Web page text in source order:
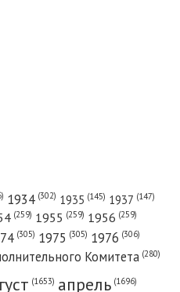
1934 (302) 1935 (145) 1937 (147)
(259) 1955 (259) 1956 (259)
(305) 1975 (305) 1976 (306)
Комитета (280)
(1653) апрель (1696)